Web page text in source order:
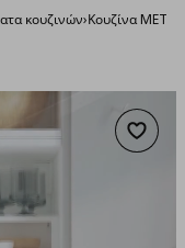
κουζινών›Κουζίνα